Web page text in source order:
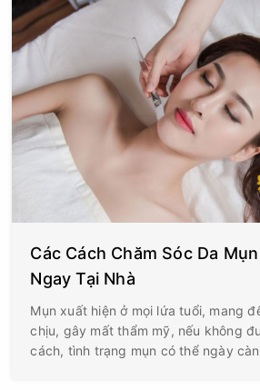
Các Cách Chăm Sóc Da
Ngay Tại Nhà
Mụn xuất hiện ở mọi lứa tuổi, mang
chịu, gây mất thẩm mỹ, nếu không
cách, tình trạng mụn có thể ngày